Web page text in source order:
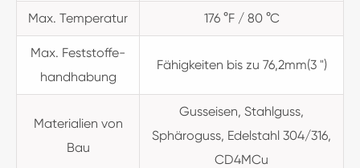
Max. Temperatur 176 °F / 80 °C
Max. Feststoffe-
handhabung
Fähigkeiten bis zu 76,2mm(3 ")
Materialien von
Bau
Gusseisen, Stahlguss,
Sphäroguss, Edelstahl 304/316,
CD4MCu